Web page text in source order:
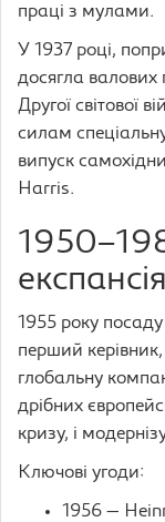
праці з мулами.
У 1937 році,
досягла валових
Другої світової
силам
випуск
Harris.
експансія
1955 року
перший
глобальну
дрібних
кризу, і
Ключові угоди:
1956 —